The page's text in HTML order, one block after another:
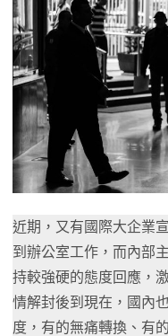
近期，又有國際大企業
到辦公室工作，而內部
持較強硬的態度回應，
情解封後到現在，國內
度，有的無痛轉換、有